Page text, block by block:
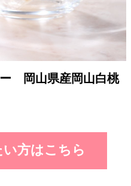
岡山県産岡山白桃
方はこちら